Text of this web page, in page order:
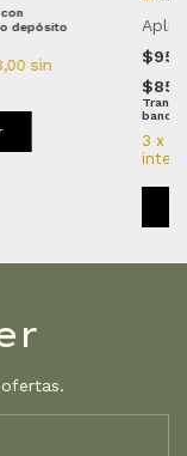
con
depósito
sin
3 x